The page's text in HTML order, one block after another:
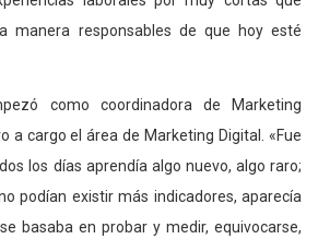
manera responsables de que hoy esté
como coordinadora de Marketing
a cargo el área de Marketing Digital. «Fue
los días aprendía algo nuevo, algo raro;
podían existir más indicadores, aparecía
basaba en probar y medir, equivocarse,